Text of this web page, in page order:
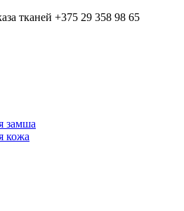
тканей +375 29 358 98 65
замша
кожа